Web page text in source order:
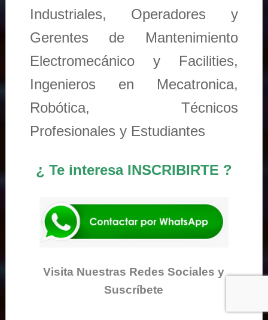
Industriales, Operadores y
Gerentes de Mantenimiento
Electromecánico y Facilities,
Ingenieros en Mecatronica,
Robótica, Técnicos
Profesionales y Estudiantes
¿ Te interesa INSCRIBIRTE ?
Visita Nuestras Redes Sociales y
Suscríbete